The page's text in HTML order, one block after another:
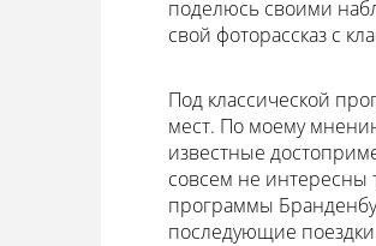
поделюсь своими
свой фоторассказ с
Под классической
мест. По моему
известные
совсем не интересны
программы
последующие поездки